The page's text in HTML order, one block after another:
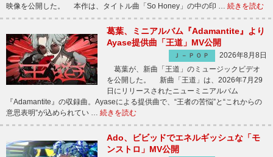
映像を公開した。 本作は、タイトル曲「So Honey」の中の印 … 続きを読む
葛葉、ミニアルバム『Adamantite』より
Ayase提供曲「王道」MV公開
Ｊ－ＰＯＰ
2026年8月8日
葛葉が、新曲「王道」のミュージックビデオ
を公開した。 新曲「王道」は、2026年7月29
日にリリースされたニューミニアルバム
『Adamantite』の収録曲。Ayaseによる提供曲で、“王者の苦悩”と“これからの
意思表明”が込められてい … 続きを読む
Ado、ビビッドでエネルギッシュな「モ
ンストロ」MV公開